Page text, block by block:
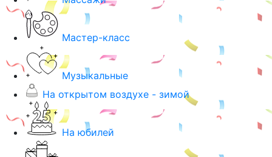
Мастер-класс
Музыкальные
На открытом воздухе - зимой
На юбилей